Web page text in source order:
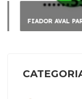
FIADOR AVAL